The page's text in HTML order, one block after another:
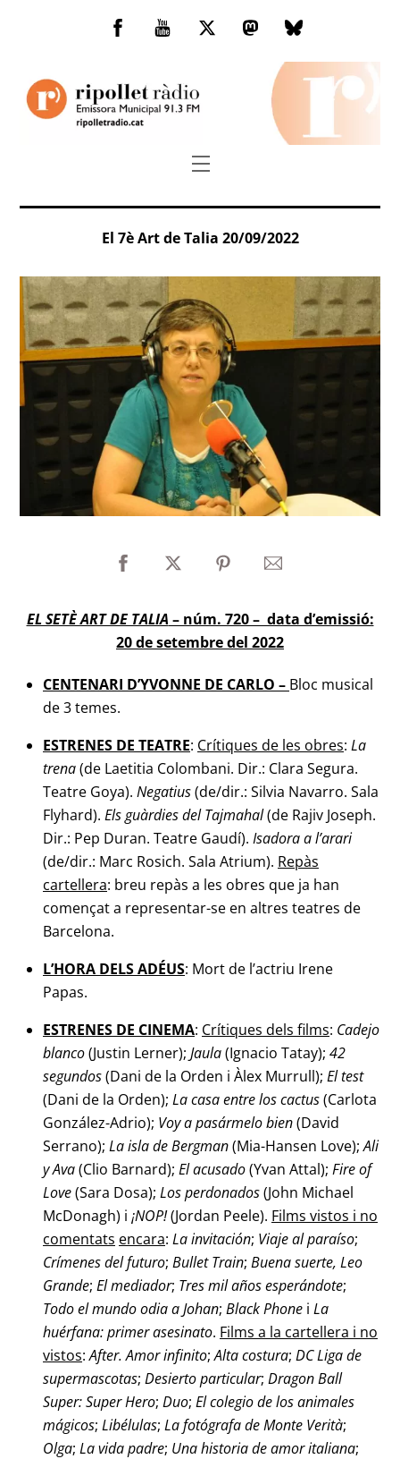
Facebook
You
TwitterMastodonBluesky
Menu
El 7è Art de Talia 20/09/2022
EL SETÈ ART DE TALIA – núm. 720 – data d’emissió:
20 de setembre del 2022
CENTENARI D’YVONNE DE CARLO – Bloc musical
de 3 temes.
ESTRENES DE TEATRE: Crítiques de les obres: La
trena(de Laetitia Colombani. Dir.: Clara Segura.
Teatre Goya). Negatius(de/dir.: Silvia Navarro. Sala
Flyhard). Els guàrdies del Tajmahal(de Rajiv Joseph.
Dir.: Pep Duran. Teatre Gaudí). Isadora a l’arari
(de/dir.: Marc Rosich. Sala Atrium). Repàs
cartellera: breu repàs a les obres que ja han
començat a representar-se en altres teatres de
Barcelona.
L’HORA DELS ADÉUS: Mort de l’actriu Irene
Papas.
ESTRENES DE CINEMA: Crítiques dels films: Cadejo
blanco(Justin Lerner); Jaula(Ignacio Tatay); 42
segundos(Dani de la Orden i Àlex Murrull); El test
(Dani de la Orden); La casa entre loscactus(Carlota
González-Adrio); Voy a pasármelo bien(David
Serrano); La isla de Bergman(Mia-Hansen Love);Ali
y Ava(Clio Barnard); El acusado(Yvan Attal); Fire of
Love(Sara Dosa); Los perdonados(John Michael
McDonagh) i ¡NOP!(Jordan Peele). Films vistos i no
comentats encara: La invitación; Viaje al paraíso;
Crímenes del futuro; Bullet Train; Buena suerte, Leo
Grande; El mediador; Tres mil años esperándote;
Todo el mundo odia a Johan; Black Phone i La
huérfana: primer asesinato. Films a la cartellera i no
vistos:After. Amor infinito;Alta costura; DC Liga de
supermascotas; Desierto particular; Dragon Ball
Super: Super Hero; Duo; El colegiode los animales
mágicos; Libélulas; La fotógrafa de Monte Verità;
Olga; La vida padre; Unahistoria de amor italiana;